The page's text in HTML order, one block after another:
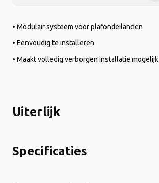
• Modulair systeem voor plafondeilanden
• Eenvoudig te installeren
• Maakt volledig verborgen installatie mogelijk
Uiterlijk
Specificaties